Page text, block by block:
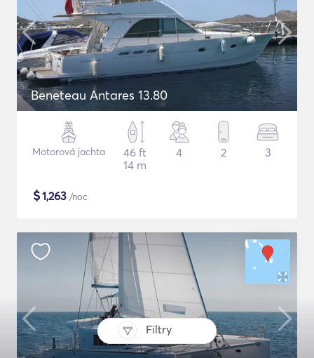
Filtry
Beneteau Antares 13.80
Motorová jachta
46 ft
14 m
4 2 3
$1,263 /noc